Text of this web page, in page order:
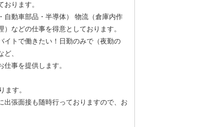
ります。
自動車部品・半導体） 物流（倉庫内作
などの仕事を得意としております。
イトで働きたい！日勤のみで（夜勤の
、
事を提供します。
ます。
出張面接も随時行っておりますので、お